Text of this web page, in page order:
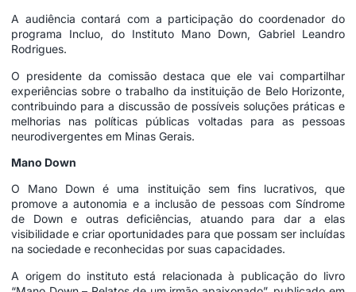
A audiência contará com a participação do coordenador do
programa Incluo, do Instituto Mano Down, Gabriel Leandro
Rodrigues.
O presidente da comissão destaca que ele vai compartilhar
experiências sobre o trabalho da instituição de Belo Horizonte,
contribuindo para a discussão de possíveis soluções práticas e
melhorias nas políticas públicas voltadas para as pessoas
neurodivergentes em Minas Gerais.
Mano Down
O Mano Down é uma instituição sem fins lucrativos, que
promove a autonomia e a inclusão de pessoas com Síndrome
de Down e outras deficiências, atuando para dar a elas
visibilidade e criar oportunidades para que possam ser incluídas
na sociedade e reconhecidas por suas capacidades.
A origem do instituto está relacionada à publicação do livro